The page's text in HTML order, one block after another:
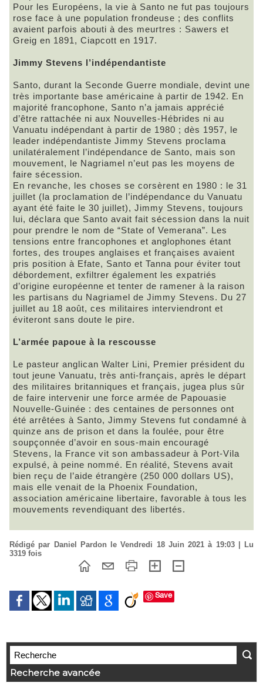
Pour les Européens, la vie à Santo ne fut pas toujours
rose face à une population frondeuse ; des conflits
avaient parfois abouti à des meurtres : Sawers et
Greig en 1891, Ciapcott en 1917.
Jimmy Stevens l’indépendantiste
Santo, durant la Seconde Guerre mondiale, devint une
très importante base américaine à partir de 1942. En
majorité francophone, Santo n’a jamais apprécié
d’être rattachée ni aux Nouvelles-Hébrides ni au
Vanuatu indépendant à partir de 1980 ; dès 1957, le
leader indépendantiste Jimmy Stevens proclama
unilatéralement l’indépendance de Santo, mais son
mouvement, le Nagriamel n’eut pas les moyens de
faire sécession.
En revanche, les choses se corsèrent en 1980 : le 31
juillet (la proclamation de l’indépendance du Vanuatu
ayant été faite le 30 juillet), Jimmy Stevens, toujours
lui, déclara que Santo avait fait sécession dans la nuit
pour prendre le nom de “State of Vemerana”. Les
tensions entre francophones et anglophones étant
fortes, des troupes anglaises et françaises avaient
pris position à Efate, Santo et Tanna pour éviter tout
débordement, exfiltrer également les expatriés
d’origine européenne et tenter de ramener à la raison
les partisans du Nagriamel de Jimmy Stevens. Du 27
juillet au 18 août, ces militaires interviendront et
éviteront sans doute le pire.
L’armée papoue à la rescousse
Le pasteur anglican Walter Lini, Premier président du
tout jeune Vanuatu, très anti-français, après le départ
des militaires britanniques et français, jugea plus sûr
de faire intervenir une force armée de Papouasie
Nouvelle-Guinée : des centaines de personnes ont
été arrêtées à Santo, Jimmy Stevens fut condamné à
quinze ans de prison et dans la foulée, pour être
soupçonnée d’avoir en sous-main encouragé
Stevens, la France vit son ambassadeur à Port-Vila
expulsé, à peine nommé. En réalité, Stevens avait
bien reçu de l’aide étrangère (250 000 dollars US),
mais elle venait de la Phoenix Foundation,
association américaine libertaire, favorable à tous les
mouvements revendiquant des libertés.
Rédigé par Daniel Pardon le Vendredi 18 Juin 2021 à 19:03 | Lu
3319 fois
Save
Recherche avancée